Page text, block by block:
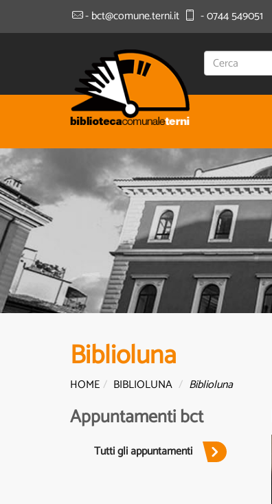
- bct@comune.terni.it - 0744 549051
Biblioluna
HOME BIBLIOLUNA Biblioluna
Appuntamenti bct
Tutti gli appuntamenti